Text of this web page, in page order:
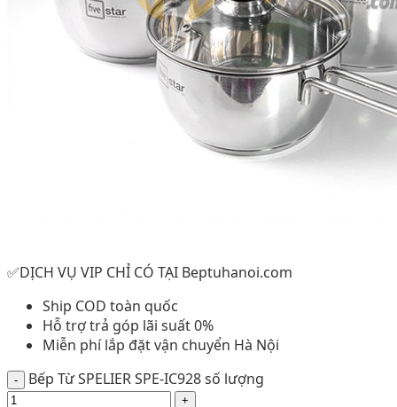
✅DỊCH VỤ VIP CHỈ CÓ TẠI Beptuhanoi.com
Ship COD toàn quốc
Hỗ trợ trả góp lãi suất 0%
Miễn phí lắp đặt vận chuyển Hà Nội
Bếp Từ SPELIER SPE-IC928 số lượng